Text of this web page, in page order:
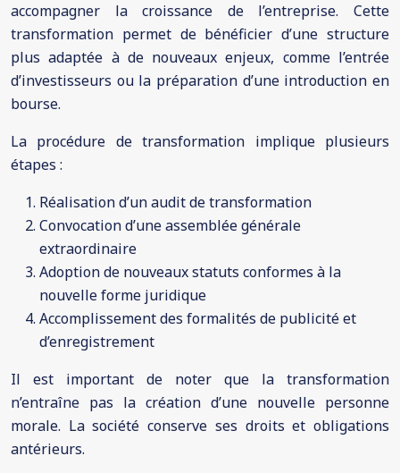
accompagner la croissance de l’entreprise. Cette
transformation permet de bénéficier d’une structure
plus adaptée à de nouveaux enjeux, comme l’entrée
d’investisseurs ou la préparation d’une introduction en
bourse.
La procédure de transformation implique plusieurs
étapes :
Réalisation d’un audit de transformation
Convocation d’une assemblée générale
extraordinaire
Adoption de nouveaux statuts conformes à la
nouvelle forme juridique
Accomplissement des formalités de publicité et
d’enregistrement
Il est important de noter que la transformation
n’entraîne pas la création d’une nouvelle personne
morale. La société conserve ses droits et obligations
antérieurs.